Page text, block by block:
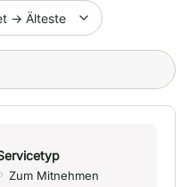
Zum Mitnehmen